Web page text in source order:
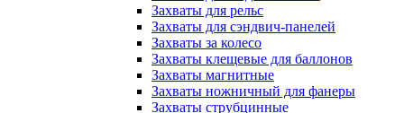
Захваты для рельс
Захваты для сэндвич-панелей
Захваты за колесо
Захваты клещевые для баллонов
Захваты магнитные
Захваты ножничный для фанеры
Захваты струбцинные